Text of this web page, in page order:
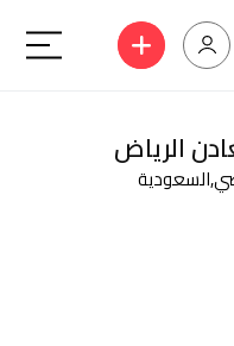
الرياض
السعودية